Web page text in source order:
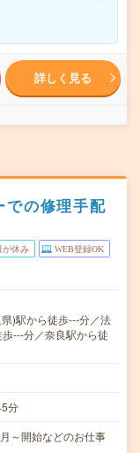
詳しく見る
での修理手配
が休み WEB登録OK
)駅から徒歩---分／法
---分／奈良駅から徒
分
～開始などのお仕事